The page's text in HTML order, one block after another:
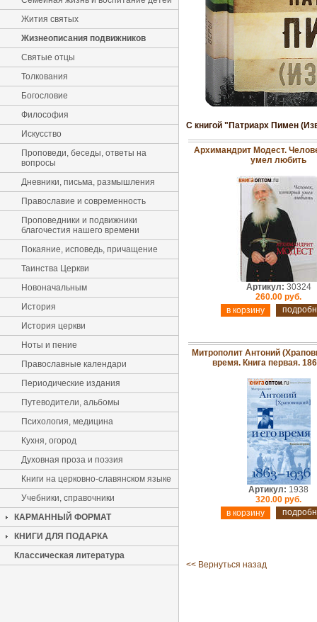
Жития святых
Жизнеописания подвижников
Святые отцы
Толкования
Богословие
Философия
Искусство
Проповеди, беседы, ответы на
вопросы
Дневники, письма, размышления
Православие и современность
Проповедники и подвижники
благочестия нашего времени
Покаяние, исповедь, причащение
Таинства Церкви
Новоначальным
История
История церкви
Ноты и пение
Православные календари
Периодические издания
Путеводители, альбомы
Психология, медицина
Кухня, огород
Духовная проза и поэзия
Книги на церковно-славянском языке
Учебники, справочники
КАРМАННЫЙ ФОРМАТ
КНИГИ ДЛЯ ПОДАРКА
Классическая литература
С книгой "Патриарх Пимен
Архимандрит Модест.
умел любить
Артикул: 30324
260.00 руб.
Митрополит Антоний
время. Книга первая.
Артикул: 1938
320.00 руб.
<< Вернуться назад